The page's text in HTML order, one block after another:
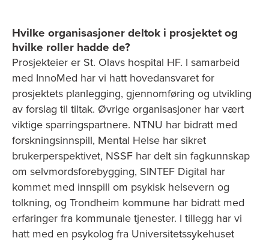
Hvilke organisasjoner deltok i prosjektet og
hvilke roller hadde de?
Prosjekteier er St. Olavs hospital HF. I samarbeid
med InnoMed har vi hatt hovedansvaret for
prosjektets planlegging, gjennomføring og utvikling
av forslag til tiltak. Øvrige organisasjoner har vært
viktige sparringspartnere. NTNU har bidratt med
forskningsinnspill, Mental Helse har sikret
brukerperspektivet, NSSF har delt sin fagkunnskap
om selvmordsforebygging, SINTEF Digital har
kommet med innspill om psykisk helsevern og
tolkning, og Trondheim kommune har bidratt med
erfaringer fra kommunale tjenester. I tillegg har vi
hatt med en psykolog fra Universitetssykehuset